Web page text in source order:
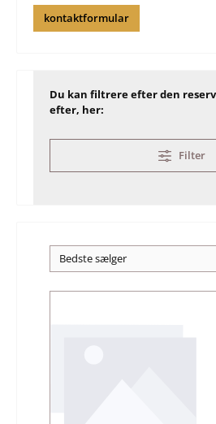
kontaktformular
Du kan filtrere efter den
efter, her:
Filter